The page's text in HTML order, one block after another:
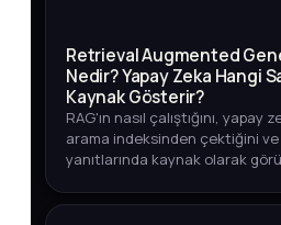
Retrieval Augmented
Nedir? Yapay Zeka Hangi
Kaynak Gösterir?
RAG'ın nasıl çalıştığını,
arama indeksinden çektiğini
yanıtlarında kaynak olarak